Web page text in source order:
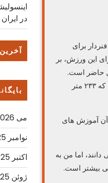
برای
این ورزش، بر
حال حاضر است.
قبل از افتتاح این پل مرتفع‌ترین طناب فنردار دنیا بر روی برج Macau در چین قرار داشت که ۲۳۳ متر
آن آموزش های
اما من به
بیشتر است.
در ایران
می 2026
نوامبر 2025
اکتبر 2025
ژوئن 2025